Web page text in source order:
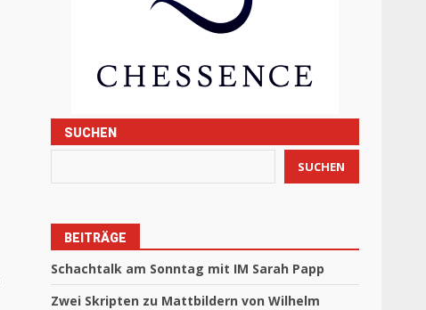
SUCHEN
SUCHEN
BEITRÄGE
Schachtalk am Sonntag mit IM Sarah Papp
Zwei Skripten zu Mattbildern von Wilhelm